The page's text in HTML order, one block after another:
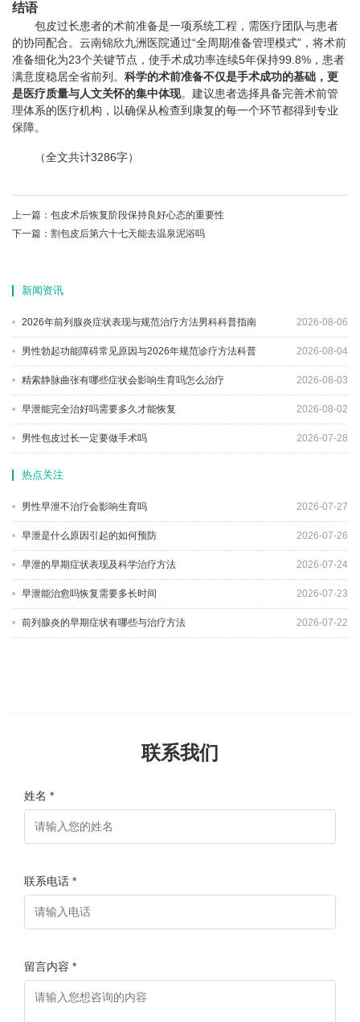
结语
包皮过长患者的术前准备是一项系统工程，需医疗团队与患者
的协同配合。云南锦欣九洲医院通过“全周期准备管理模式”，将术前
准备细化为23个关键节点，使手术成功率连续5年保持99.8%，患者
满意度稳居全省前列。 科学的术前准备不仅是手术成功的基础，更
是医疗质量与人文关怀的集中体现。建议患者选择具备完善术前管
理体系的医疗机构，以确保从检查到康复的每一个环节都得到专业
保障。
（全文共计3286字）
上一篇： 包皮术后恢复阶段保持良好心态的重要性
下一篇： 割包皮后第六十七天能去温泉泥浴吗
新闻资讯
2026年前列腺炎症状表现与规范治疗方法男科科普指南 2026-08-06
男性勃起功能障碍常见原因与2026年规范诊疗方法科普 2026-08-04
精索静脉曲张有哪些症状会影响生育吗怎么治疗 2026-08-03
早泄能完全治好吗需要多久才能恢复 2026-08-02
男性包皮过长一定要做手术吗 2026-07-28
热点关注
男性早泄不治疗会影响生育吗 2026-07-27
早泄是什么原因引起的如何预防 2026-07-26
早泄的早期症状表现及科学治疗方法 2026-07-24
早泄能治愈吗恢复需要多长时间 2026-07-23
前列腺炎的早期症状有哪些与治疗方法 2026-07-22
联系我们
姓名 *
联系电话 *
留言内容 *